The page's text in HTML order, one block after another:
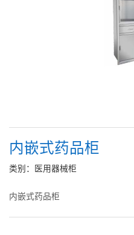
内嵌式药品柜
类别：医用器械柜
内嵌式药品柜